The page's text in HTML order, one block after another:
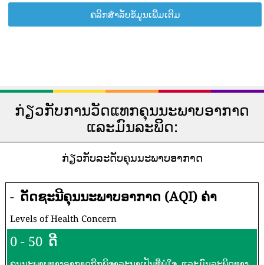
ຄລິກສຳລັບຂໍ້ມູນເພີ່ມເຕີມ
ກ່ຽວກັບການວັດແທກຄຸນນະພາບອາກາດ
ແລະມົນລະພິດ:
ກ່ຽວກັບລະດັບຄຸນນະພາບອາກາດ
- ດັດຊະນີຄຸນນະພາບອາກາດ (AQI) ຄ່າ
Levels of Health Concern
0 - 50 ດີ